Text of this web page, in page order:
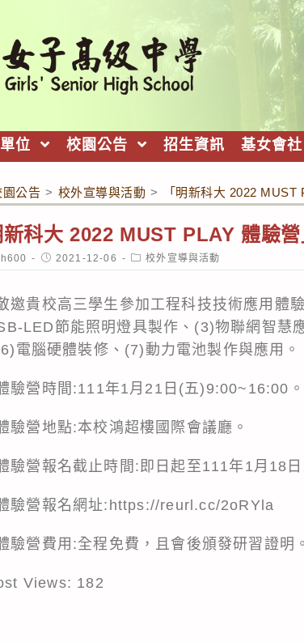
位 校園公告 招生資訊 基女會社
園公告 > 校外宣導與活動 > 「明新科大 2022 MUST
新科大 2022 MUST PLAY 體驗營
Post
published:
2021-12-06
Post
category:
校外宣導與活動
邀貴校高三學生參加工程科技技術應用體
LED節能照明燈具製作、(3)物聯網智慧
電腦硬體裝修、(7)動力電池製作與應用。
驗營時間:111年1月21日(五)9:00~16:00。
驗營地點:本校鴻超樓國際會議廳。
驗營報名截止時間:即日起至111年1月18日
驗營報名網址:https://reurl.cc/2oRYla
驗營費用:全程免費，且會後頒發研習證明。
Views: 182